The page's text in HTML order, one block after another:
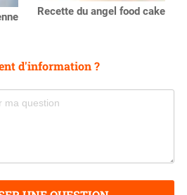
Recette du angel food cake
d'information ?